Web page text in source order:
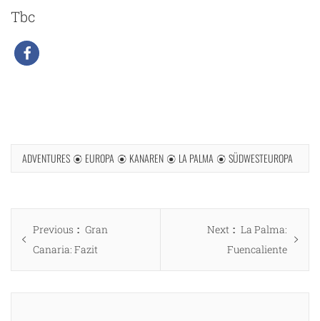
Tbc
ADVENTURES EUROPA KANAREN LA PALMA SÜDWESTEUROPA
Beitragsnavigation
Previous
Previous
post:
Gran
Canaria: Fazit
Next
Next
post:
La Palma:
Fuencaliente